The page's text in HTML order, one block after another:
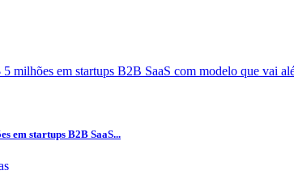
em startups B2B SaaS...